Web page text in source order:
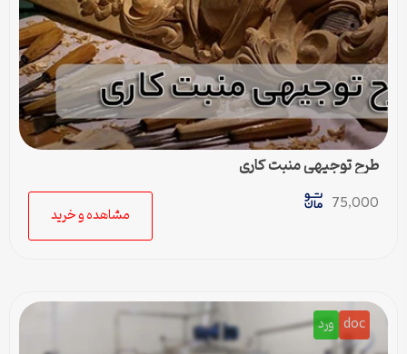
طرح توجیهی منبت کاری
75,000
مشاهده و خرید
doc ورد